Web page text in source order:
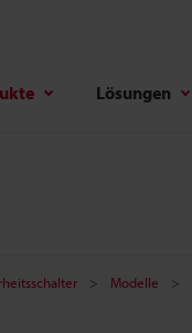
Lösungen
Modelle